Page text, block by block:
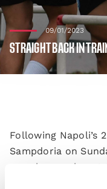
09/01/2023
STRAIGHT BACK IN
Following Napoli’s
Sampdoria on
morning session at
Monday to begin